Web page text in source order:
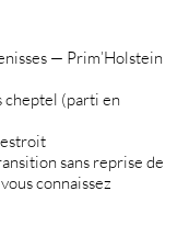
— Prim’Holstein
cheptel (parti en
sans reprise de
connaissez